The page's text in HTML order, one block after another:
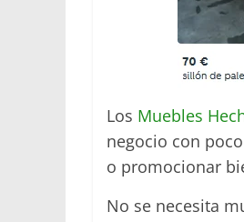
Los Muebles
negocio con
o promocionar
No se necesita